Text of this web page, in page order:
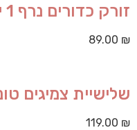
זורק כדורים נרף 1 יחידות
89.00 ₪
שלישיית צמיגים טונקה 1
119.00 ₪